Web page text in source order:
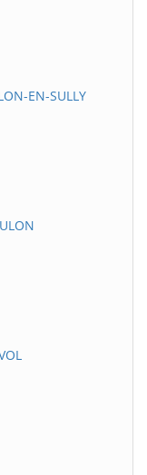
EN-SULLY